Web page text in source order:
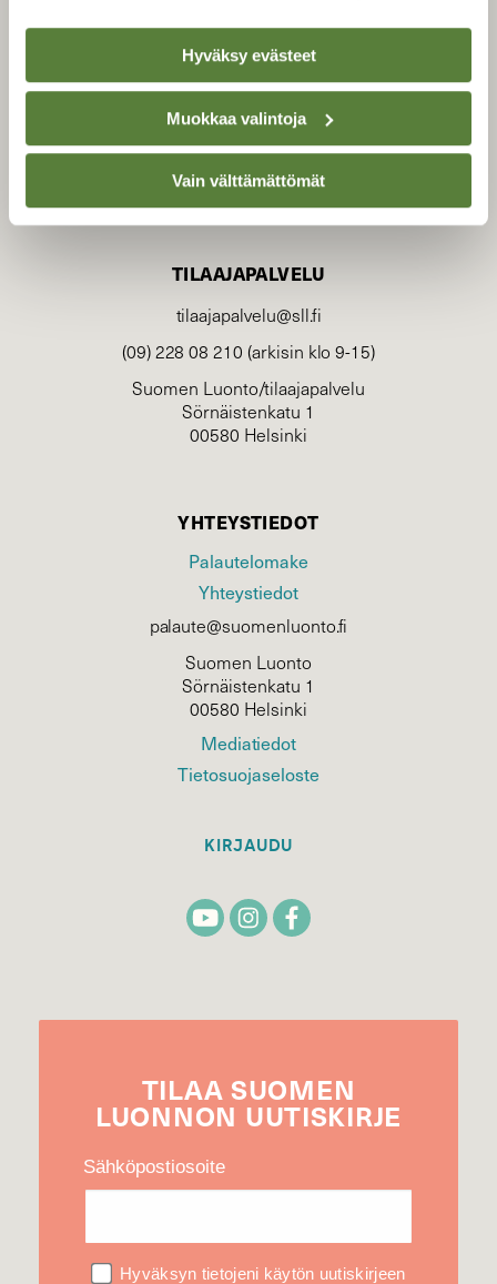
Hyväksy evästeet
Muokkaa valintoja
Vain välttämättömät
TILAAJAPALVELU
tilaajapalvelu@sll.fi
(09) 228 08 210 (arkisin klo 9-15)
Suomen Luonto/tilaajapalvelu
Sörnäistenkatu 1
00580 Helsinki
YHTEYSTIEDOT
Palautelomake
Yhteystiedot
palaute@suomenluonto.fi
Suomen Luonto
Sörnäistenkatu 1
00580 Helsinki
Mediatiedot
Tietosuojaseloste
KIRJAUDU
TILAA SUOMEN
LUONNON UUTIS­KIRJE
Sähköpostiosoite
Hyväksyn tietojeni käytön uutiskirjeen